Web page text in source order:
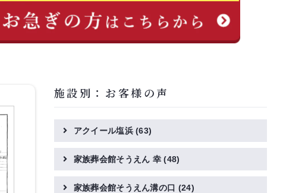
施設別：お客様の声
アクイール塩浜(63)
家族葬会館そうえん 幸(48)
家族葬会館そうえん溝の口 (24)